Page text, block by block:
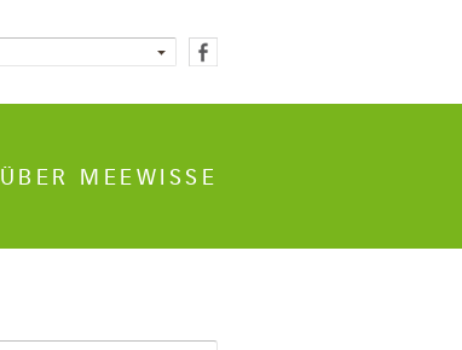
ÜBER MEEWISSE